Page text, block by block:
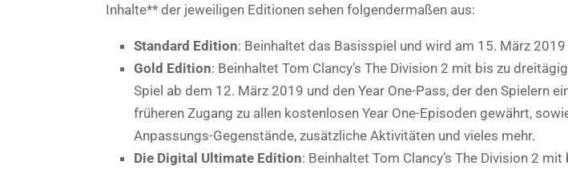
Inhalte** der jeweiligen Editionen sehen folgendermaßen aus:
Standard Edition: Beinhaltet das Basisspiel und wird am 15. März
Gold Edition: Beinhaltet Tom Clancy’s The Division 2 mit bis zu
Spiel ab dem 12. März 2019 und den Year One-Pass, der den Spielern
früheren Zugang zu allen kostenlosen Year One-Episoden gewährt,
Anpassungs-Gegenstände, zusätzliche Aktivitäten und vieles mehr.
Die Digital Ultimate Edition: Beinhaltet Tom Clancy’s The Division 2